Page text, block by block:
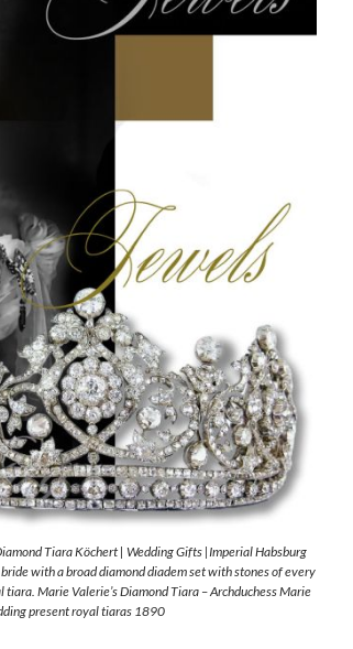
Tiara Köchert | Wedding Gifts |Imperial Habsburg
with a broad diamond diadem set with stones of every
tiara. Marie Valerie’s Diamond Tiara – Archduchess Marie
present royal tiaras 1890